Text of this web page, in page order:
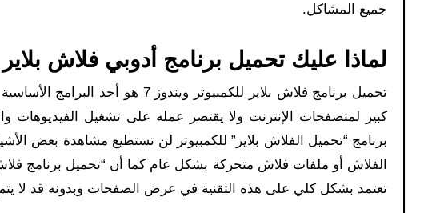
جميع المشاكل.
لماذا عليك تحميل برنامج أدوبي فلاش
تحميل برنامج فلاش بلاير
كبير لمتصفحات الإنترنت ولا يقتصر عمله على تشغيل
برنامج “تحميل الفلاش بلاير” للكمبيوتر لن تستطيع مشاهدة بعض
الفلاش أو ملفات فلاش متحركة بشكل عام كما أن “تحميل برنامج
تعتمد بشكل كلي على هذه التقنية في عرض الصفحات وبدونه قد لا